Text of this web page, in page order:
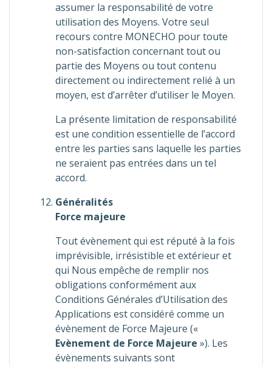
assumer la responsabilité de votre
utilisation des Moyens. Votre seul
recours contre MONECHO pour toute
non-satisfaction concernant tout ou
partie des Moyens ou tout contenu
directement ou indirectement relié à un
moyen, est d’arrêter d’utiliser le Moyen.
La présente limitation de responsabilité
est une condition essentielle de l’accord
entre les parties sans laquelle les parties
ne seraient pas entrées dans un tel
accord.
Généralités
Force majeure
Tout évènement qui est réputé à la fois
imprévisible, irrésistible et extérieur et
qui Nous empêche de remplir nos
obligations conformément aux
Conditions Générales d’Utilisation des
Applications est considéré comme un
évènement de Force Majeure («
Evènement de Force Majeure »). Les
évènements suivants sont